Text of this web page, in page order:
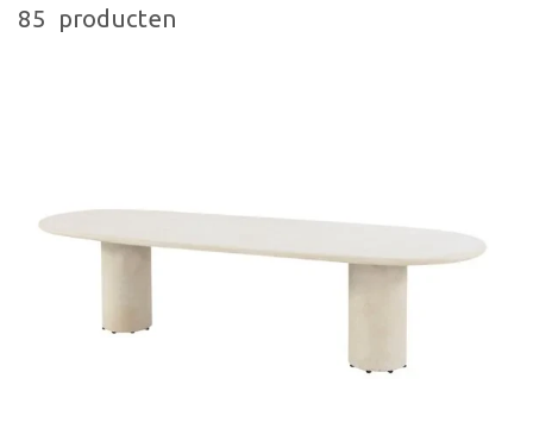
85 producten